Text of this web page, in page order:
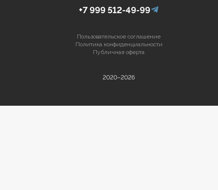
+7 999 512-49-99
2020–2026
Пользовательское соглашение
Политика конфиденциальности
Публичная оферта